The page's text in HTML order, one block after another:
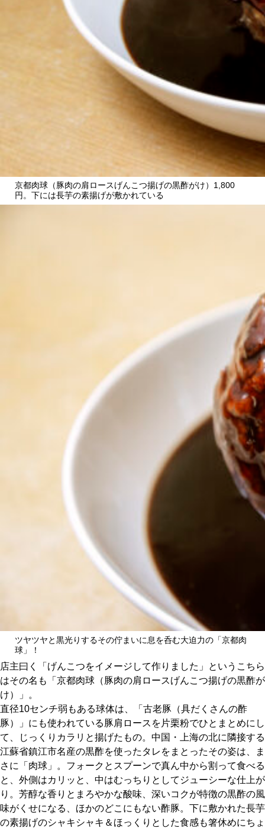
紹介します。
おすすめのイベント
京都肉球（豚肉の肩ロースげんこつ揚げの黒酢がけ）1,800
円。下には長芋の素揚げが敷かれている
ツヤツヤと黒光りするその佇まいに息を呑む大迫力の「京都肉
球」！
店主曰く「げんこつをイメージして作りました」というこちら
はその名も「京都肉球（豚肉の肩ロースげんこつ揚げの黒酢が
け）」。
直径10センチ弱もある球体は、「古老豚（具だくさんの酢
豚）」にも使われている豚肩ロースを片栗粉でひとまとめにし
て、じっくりカラリと揚げたもの。中国・上海の北に隣接する
江蘇省鎮江市名産の黒酢を使ったタレをまとったその姿は、ま
さに「肉球」。フォークとスプーンで真ん中から割って食べる
と、外側はカリッと、中はむっちりとしてジューシーな仕上が
り。芳醇な香りとまろやかな酸味、深いコクが特徴の黒酢の風
味がくせになる、ほかのどこにもない酢豚。下に敷かれた長芋
の素揚げのシャキシャキ＆ほっくりとした食感も箸休めにちょ